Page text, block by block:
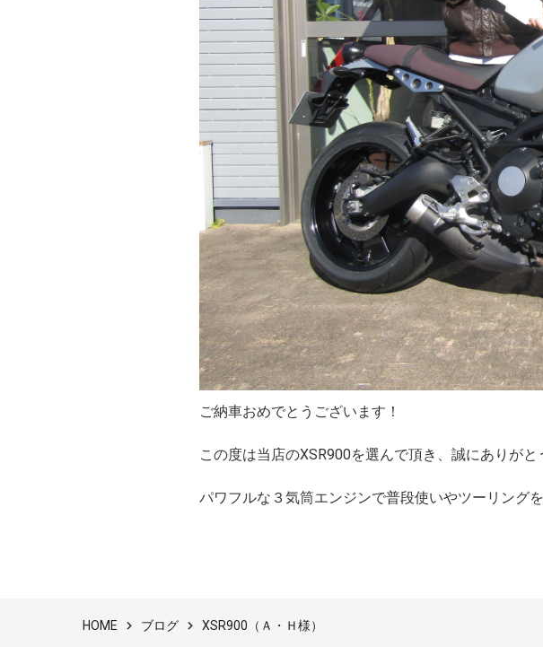
ご納車おめでとうございます！
この度は当店のXSR900を選んで頂き、誠にありがと
パワフルな３気筒エンジンで普段使いやツーリング
HOME ブログ XSR900（Ａ・Ｈ様）